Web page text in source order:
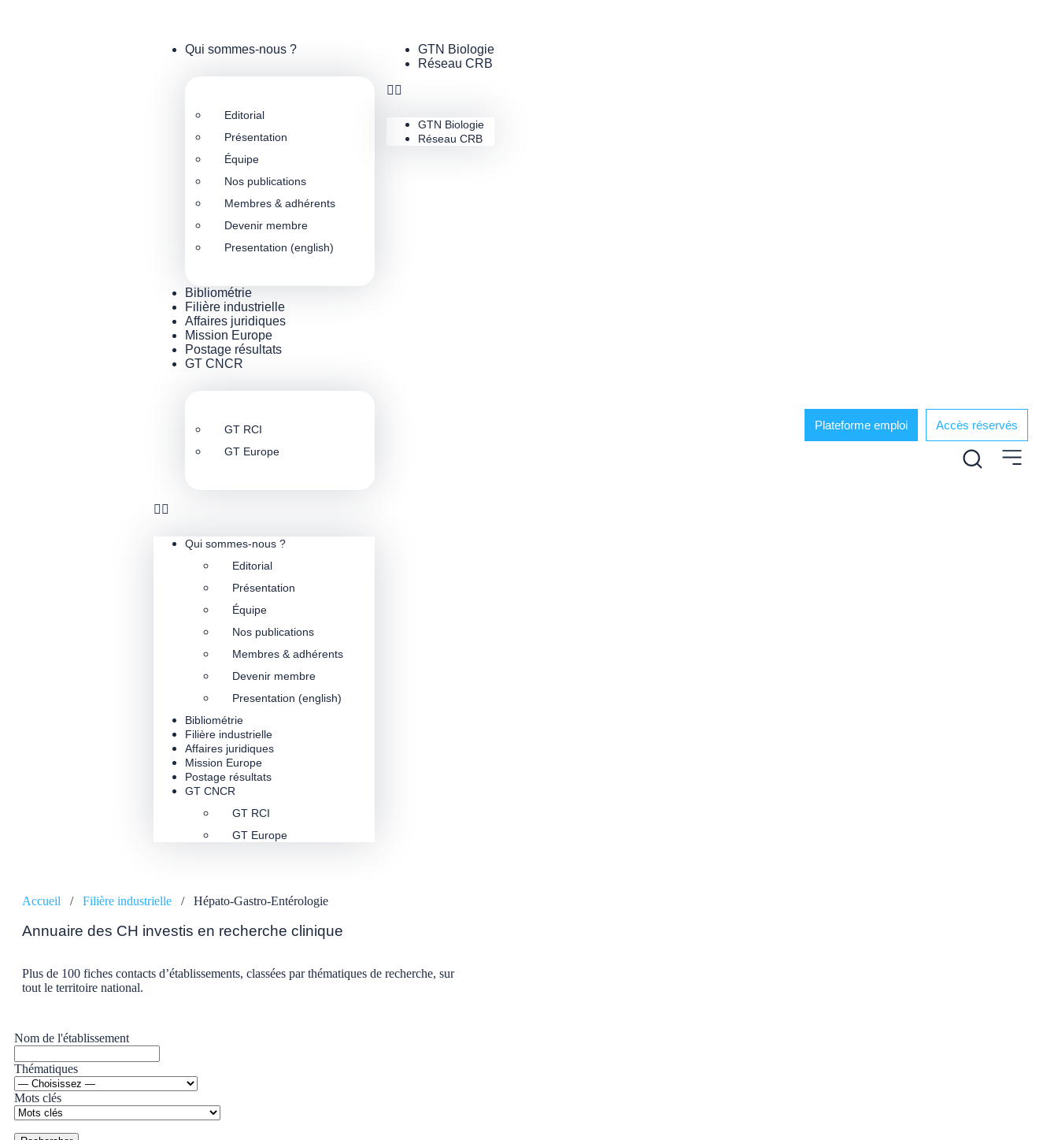
Qui sommes-nous ?
Editorial
Présentation
Équipe
Nos publications
Membres & adhérents
Devenir membre
Presentation (english)
Bibliométrie
Filière industrielle
Affaires juridiques
Mission Europe
Postage résultats
GT CNCR
GT RCI
GT Europe
Qui sommes-nous ?
Editorial
Présentation
Équipe
Nos publications
Membres & adhérents
Devenir membre
Presentation (english)
Bibliométrie
Filière industrielle
Affaires juridiques
Mission Europe
Postage résultats
GT CNCR
GT RCI
GT Europe
GTN Biologie
Réseau CRB
GTN Biologie
Réseau CRB
Plateforme emploi Accès réservés
Accueil / Filière industrielle / Hépato-Gastro-Entérologie
Annuaire des CH investis en recherche clinique
Plus de 100 fiches contacts d’établissements, classées par thématiques de recherche, sur
tout le territoire national.
Nom de l'établissement
Thématiques
Mots clés